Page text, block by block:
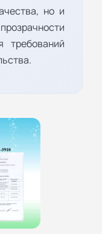
но и
требований